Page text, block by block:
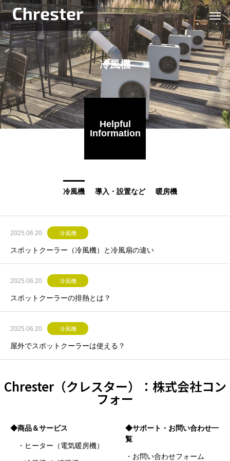
冷風機
Helpful
Information
冷風機 導入・設置など 暖房機
2025.06.20 冷風機
スポットクーラー（冷風機）と冷風扇の違い
2025.06.20 冷風機
スポットクーラーの排熱とは？
2025.06.20 冷風機
屋外でスポットクーラーは使える？
Chrester（クレスター）：株式会社コン
フォー
◆商品＆サービス
・ヒーター（電気暖房機）
◆サポート・お問い合わせ一
覧
・お問い合わせフォーム